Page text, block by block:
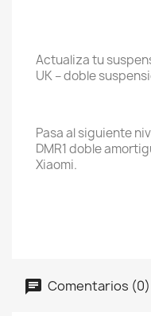
Actualiza tu
UK – doble
Pasa al siguiente
DMR1 doble
Xiaomi.
Comentarios (0)